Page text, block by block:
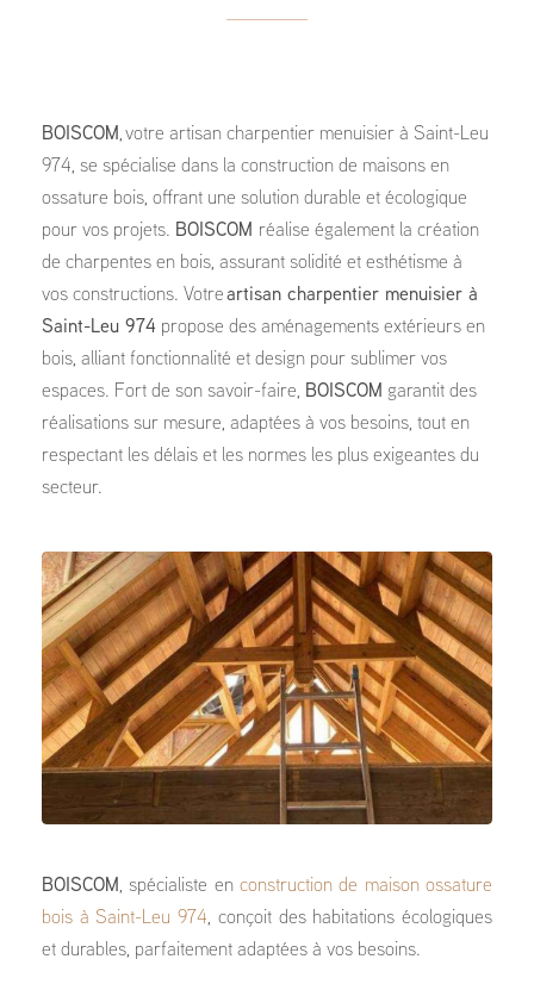
BOISCOM, votre artisan charpentier menuisier à Saint-Leu
974, se spécialise dans la construction de maisons en
ossature bois, offrant une solution durable et écologique
pour vos projets. BOISCOM réalise également la création
de charpentes en bois, assurant solidité et esthétisme à
vos constructions. Votre artisan charpentier menuisier à
Saint-Leu 974 propose des aménagements extérieurs en
bois, alliant fonctionnalité et design pour sublimer vos
espaces. Fort de son savoir-faire, BOISCOM garantit des
réalisations sur mesure, adaptées à vos besoins, tout en
respectant les délais et les normes les plus exigeantes du
secteur.
BOISCOM , spécialiste en construction de maison ossature
bois à Saint-Leu 974, conçoit des habitations écologiques
et durables, parfaitement adaptées à vos besoins.